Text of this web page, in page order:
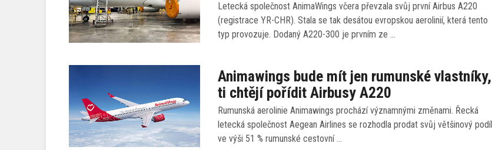
Letecká společnost AnimaWings včera převzala svůj první Airbus A220
(registrace YR-CHR). Stala se tak desátou evropskou aerolinií, která tento
typ provozuje. Dodaný A220-300 je prvním ze …
Animawings bude mít jen rumunské vlastníky,
ti chtějí pořídit Airbusy A220
Rumunská aerolinie Animawings prochází významnými změnami. Řecká
letecká společnost Aegean Airlines se rozhodla prodat svůj většinový podíl
ve výši 51 % rumunské cestovní …